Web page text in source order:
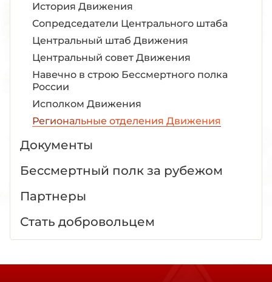
История Движения
Сопредседатели Центрального штаба
Центральный штаб Движения
Центральный совет Движения
Навечно в строю Бессмертного полка
России
Исполком Движения
Региональные отделения Движения
Документы
Бессмертный полк за рубежом
Партнеры
Стать добровольцем